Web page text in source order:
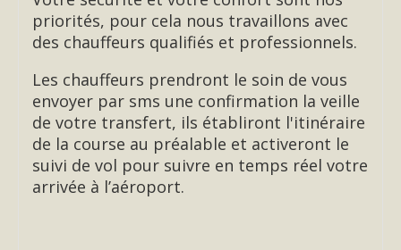
priorités, pour cela nous travaillons avec
des chauffeurs qualifiés et professionnels.
Les chauffeurs prendront le soin de vous
envoyer par sms une confirmation la veille
de votre transfert, ils établiront l'itinéraire
de la course au préalable et activeront le
suivi de vol pour suivre en temps réel votre
arrivée à l’aéroport.